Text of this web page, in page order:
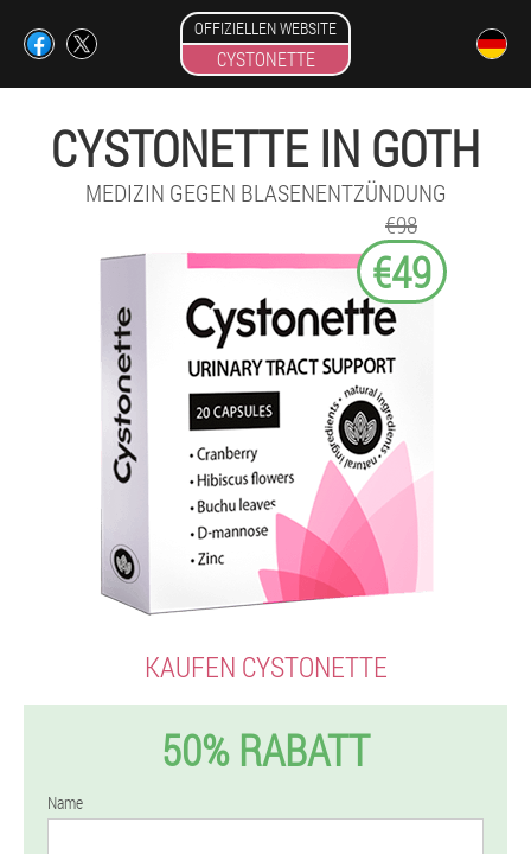
OFFIZIELLEN WEBSITE
CYSTONETTE
CYSTONETTE IN GOTH
MEDIZIN GEGEN BLASENENTZÜNDUNG
€98
€49
KAUFEN CYSTONETTE
50% RABATT
Name